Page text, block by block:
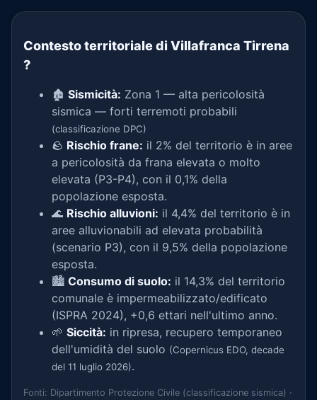
Contesto territoriale di Villafranca Tirrena
?
🏚️ Sismicità: Zona 1 — alta pericolosità
sismica — forti terremoti probabili
(classificazione DPC)
🪨 Rischio frane: il 2% del territorio è in aree
a pericolosità da frana elevata o molto
elevata (P3-P4), con il 0,1% della
popolazione esposta.
🌊 Rischio alluvioni: il 4,4% del territorio è in
aree alluvionabili ad elevata probabilità
(scenario P3), con il 9,5% della popolazione
esposta.
🏙️ Consumo di suolo: il 14,3% del territorio
comunale è impermeabilizzato/edificato
(ISPRA 2024), +0,6 ettari nell'ultimo anno.
🌱 Siccità: in ripresa, recupero temporaneo
dell'umidità del suolo (Copernicus EDO, decade
del 11 luglio 2026).
Fonti: Dipartimento Protezione Civile (classificazione sismica) ·